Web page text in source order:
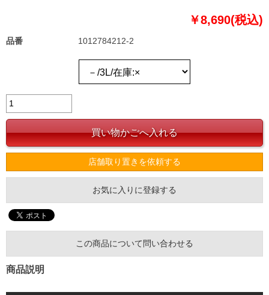
￥8,690(税込)
品番 1012784212-2
店舗取り置きを依頼する
お気に入りに登録する
この商品について問い合わせる
商品説明